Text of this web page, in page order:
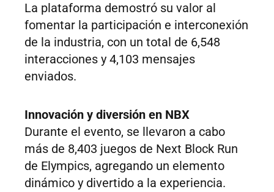
La plataforma demostró su valor al
fomentar la participación e interconexión
de la industria, con un total de 6,548
interacciones y 4,103 mensajes
enviados.
Innovación y diversión en NBX
Durante el evento, se llevaron a cabo
más de 8,403 juegos de Next Block Run
de Elympics, agregando un elemento
dinámico y divertido a la experiencia.